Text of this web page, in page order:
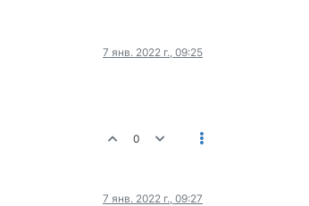
7 янв. 2022 г., 09:25
0
7 янв. 2022 г., 09:27